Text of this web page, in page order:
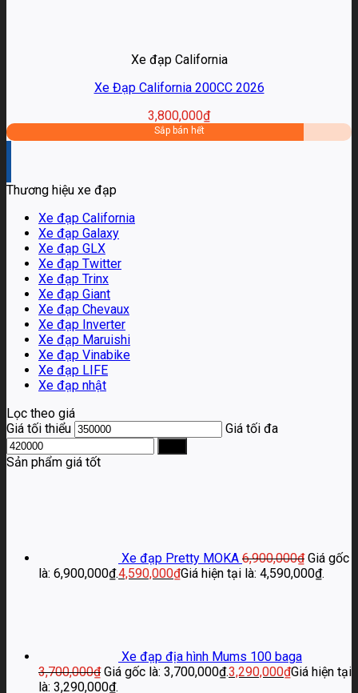
Xe đạp California
Xe Đạp California 200CC 2026
3,800,000₫
Sắp bán hết
Thương hiệu xe đạp
Xe đạp California
Xe đạp Galaxy
Xe đạp GLX
Xe đạp Twitter
Xe đạp Trinx
Xe đạp Giant
Xe đạp Chevaux
Xe đạp Inverter
Xe đạp Maruishi
Xe đạp Vinabike
Xe đạp LIFE
Xe đạp nhật
Lọc theo giá
Giá tối thiểu
Giá tối đa
Sản phẩm giá tốt
Xe đạp Pretty MOKA 6,900,000₫ Giá gốc
là: 6,900,000₫.4,590,000₫Giá hiện tại là: 4,590,000₫.
Xe đạp địa hình Mums 100 baga
3,700,000₫ Giá gốc là: 3,700,000₫.3,290,000₫Giá hiện tại
là: 3,290,000₫.